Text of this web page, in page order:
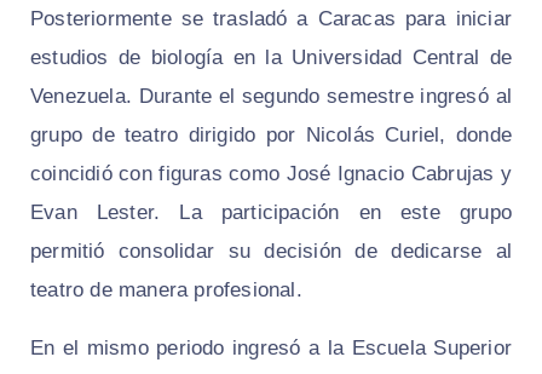
Posteriormente se trasladó a Caracas para iniciar
estudios de biología en la Universidad Central de
Venezuela. Durante el segundo semestre ingresó al
grupo de teatro dirigido por Nicolás Curiel, donde
coincidió con figuras como José Ignacio Cabrujas y
Evan Lester. La participación en este grupo
permitió consolidar su decisión de dedicarse al
teatro de manera profesional.
En el mismo periodo ingresó a la Escuela Superior